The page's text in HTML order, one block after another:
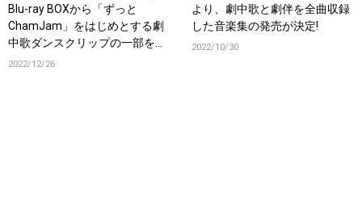
Blu-ray BOXから「ずっと
ChamJam」をはじめとする劇
中歌ダンスクリップの一部を
YouTubeで先行公開！
2022/12/26
より、劇中歌と劇伴を全曲収録
した音楽集の発売が決定!
2022/10/30